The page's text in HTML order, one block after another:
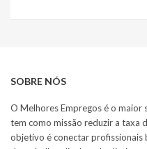
SOBRE NÓS
O Melhores Empregos é o maior
tem como missão reduzir a taxa
objetivo é conectar profissionais